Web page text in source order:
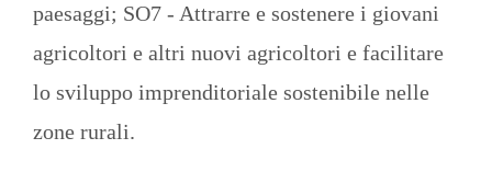
paesaggi; SO7 - Attrarre e sostenere i giovani
agricoltori e altri nuovi agricoltori e facilitare
lo sviluppo imprenditoriale sostenibile nelle
zone rurali.